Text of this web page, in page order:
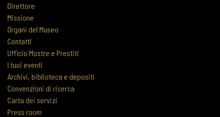
Direttore
Missione
Organi del Museo
Contatti
Ufficio Mostre e Prestiti
I tuoi eventi
Archivi, biblioteca e depositi
Convenzioni di ricerca
Carta dei servizi
Press room